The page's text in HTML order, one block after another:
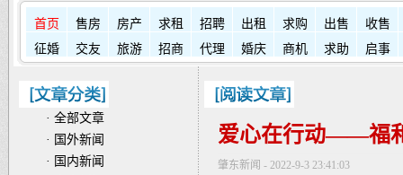
首页 售房 房产 求租 招聘 出租 求购 出售
收售
征婚
交友 旅游 招商 代理 婚庆 商机 求助 启事
· 全部文章
· 国外新闻
· 国内新闻
爱心在行动——福
肇东新闻 - 2022-9-3 23:41:03